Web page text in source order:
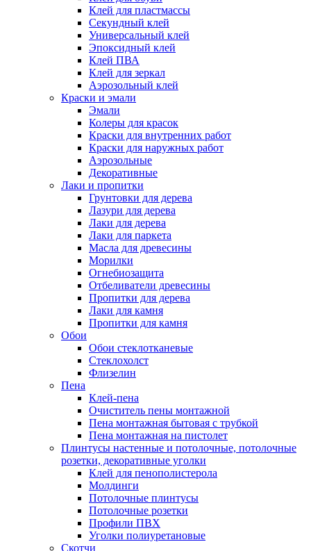
Клей для пластмассы
Секундный клей
Универсальный клей
Эпоксидный клей
Клей ПВА
Клей для зеркал
Аэрозольный клей
Краски и эмали
Эмали
Колеры для красок
Краски для внутренних работ
Краски для наружных работ
Аэрозольные
Декоративные
Лаки и пропитки
Грунтовки для дерева
Лазури для дерева
Лаки для дерева
Лаки для паркета
Масла для древесины
Морилки
Огнебиозащита
Отбеливатели древесины
Пропитки для дерева
Лаки для камня
Пропитки для камня
Обои
Обои стеклотканевые
Стеклохолст
Флизелин
Пена
Клей-пена
Очиститель пены монтажной
Пена монтажная бытовая с трубкой
Пена монтажная на пистолет
Плинтусы настенные и потолочные, потолочные
розетки, декоративные уголки
Клей для пенополистерола
Молдинги
Потолочные плинтусы
Потолочные розетки
Профили ПВХ
Уголки полиуретановые
Скотчи